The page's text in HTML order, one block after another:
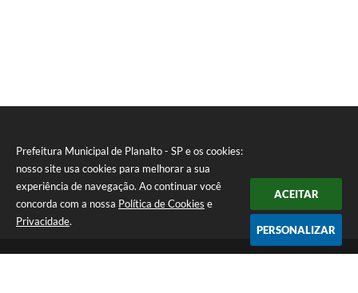
Prefeitura Municipal de Planalto - SP e os cookies:
nosso site usa cookies para melhorar a sua
experiência de navegação. Ao continuar você
concorda com a nossa Política de Cookies e
Privacidade.
ACEITAR
PERSONALIZAR